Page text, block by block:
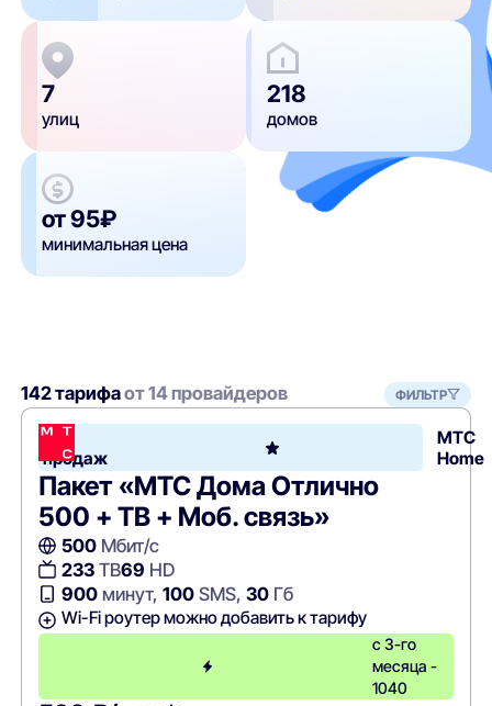
7
улиц
218
домов
от 95₽
минимальная цена
142 тарифаот 14 провайдеров ФИЛЬТР
Хит
продаж
МТС
Home
Пакет «МТС Дома Отлично
500 + ТВ + Моб. связь»
500Мбит/с
233ТВ69 HD
900минут, 100SMS, 30Гб
Wi-Fi роутер можно добавить к тарифу
с 3-го
месяца -
1040